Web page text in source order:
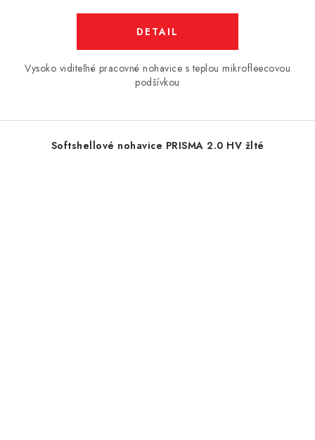
DETAIL
Vysoko viditeľné pracovné nohavice s teplou mikrofleecovou
podšívkou
Softshellové nohavice PRISMA 2.0 HV žlté